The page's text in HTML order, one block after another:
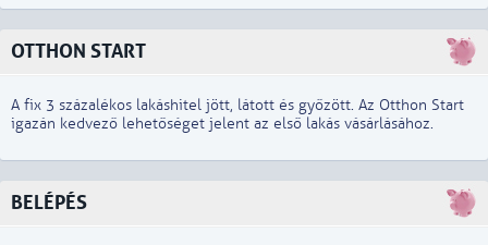
OTTHON START
A fix 3 százalékos lakáshitel jött, látott és győzött. Az Otthon Start
igazán kedvező lehetőséget jelent az első lakás vásárlásához.
BELÉPÉS